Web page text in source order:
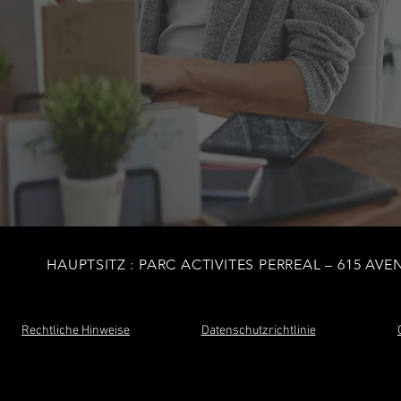
HAUPTSITZ : PARC ACTIVITES PERREAL – 615
Rechtliche Hinweise Datenschutzrichtlinie